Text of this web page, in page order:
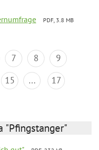
PDF, 3.8 MB
7 8
9
15 ... 17
"Pfingstanger"